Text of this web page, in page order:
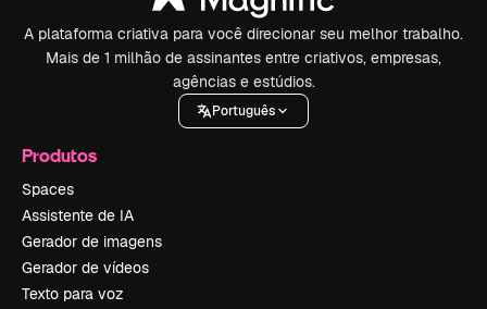
A plataforma criativa para você direcionar seu melhor trabalho.
Mais de 1 milhão de assinantes entre criativos, empresas,
agências e estúdios.
Português
Produtos
Spaces
Assistente de IA
Gerador de imagens
Gerador de vídeos
Texto para voz